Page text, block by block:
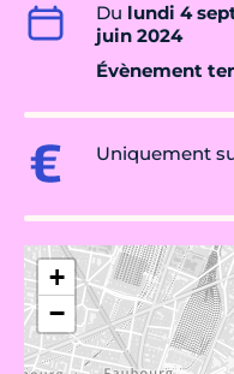
Du lundi 4
juin 2024
Évènement
Uniquement
+
−